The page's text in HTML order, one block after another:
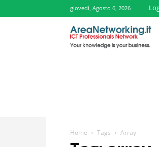
giovedì, Agosto 6, 2026
Home Tags Array